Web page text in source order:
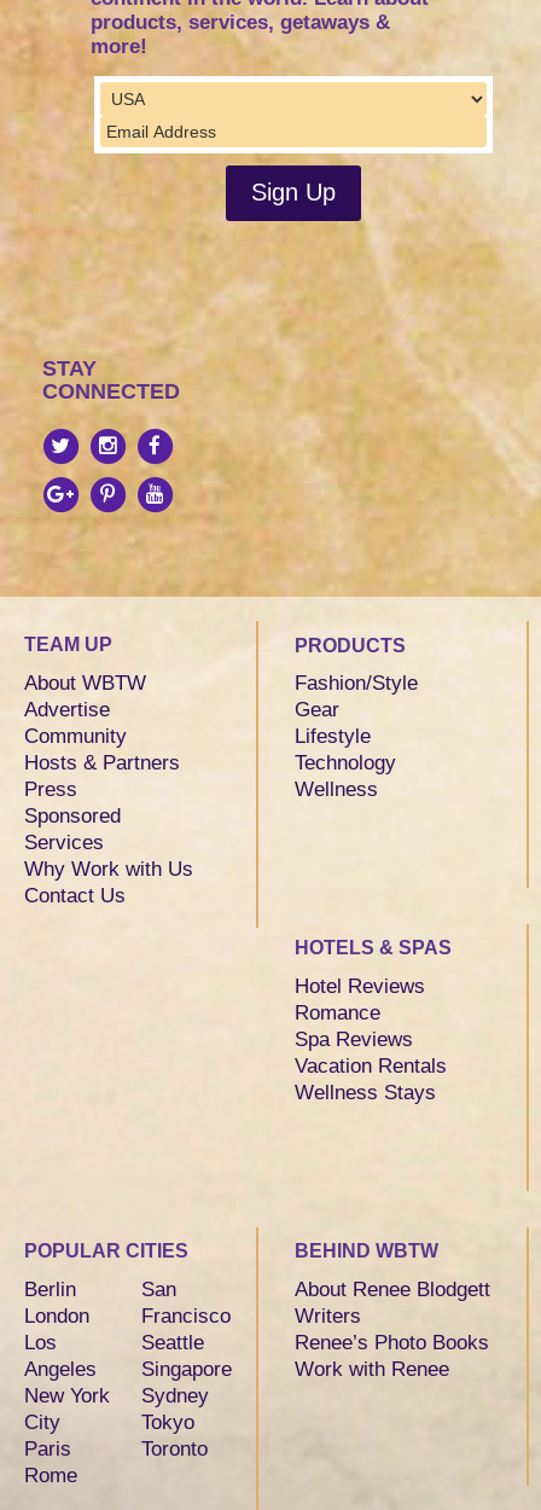
products, services, getaways &
more!
STAY
CONNECTED
TEAM UP
About WBTW
Advertise
Community
Hosts & Partners
Press
Sponsored
Services
Why Work with Us
Contact Us
PRODUCTS
Fashion/Style
Gear
Lifestyle
Technology
Wellness
HOTELS & SPAS
Hotel Reviews
Romance
Spa Reviews
Vacation Rentals
Wellness Stays
POPULAR CITIES
Berlin
London
Los
Angeles
New York
City
Paris
Rome
San
Francisco
Seattle
Singapore
Sydney
Tokyo
Toronto
BEHIND WBTW
About Renee Blodgett
Writers
Renee’s Photo Books
Work with Renee